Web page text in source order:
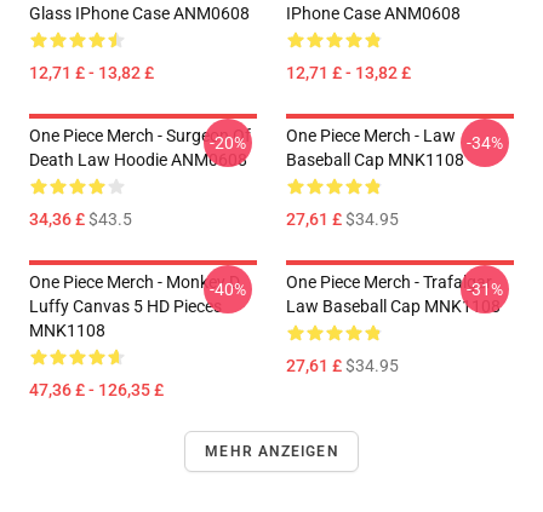
Glass IPhone Case ANM0608
12,71 £ - 13,82 £
IPhone Case ANM0608
12,71 £ - 13,82 £
One Piece Merch - Surgeon Of
Death Law Hoodie ANM0608
34,36 £$43.5
-20%
One Piece Merch - Law
Baseball Cap MNK1108
27,61 £$34.95
-34%
One Piece Merch - Monkey D.
Luffy Canvas 5 HD Pieces
MNK1108
47,36 £ - 126,35 £
-40%
One Piece Merch - Trafalgar
Law Baseball Cap MNK1108
27,61 £$34.95
-31%
MEHR ANZEIGEN